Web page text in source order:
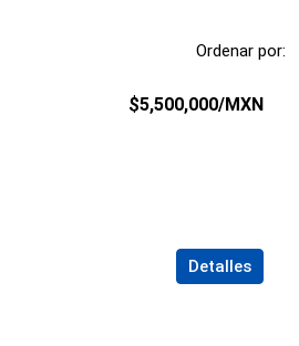
Ordenar por:
$5,500,000/MXN
Detalles